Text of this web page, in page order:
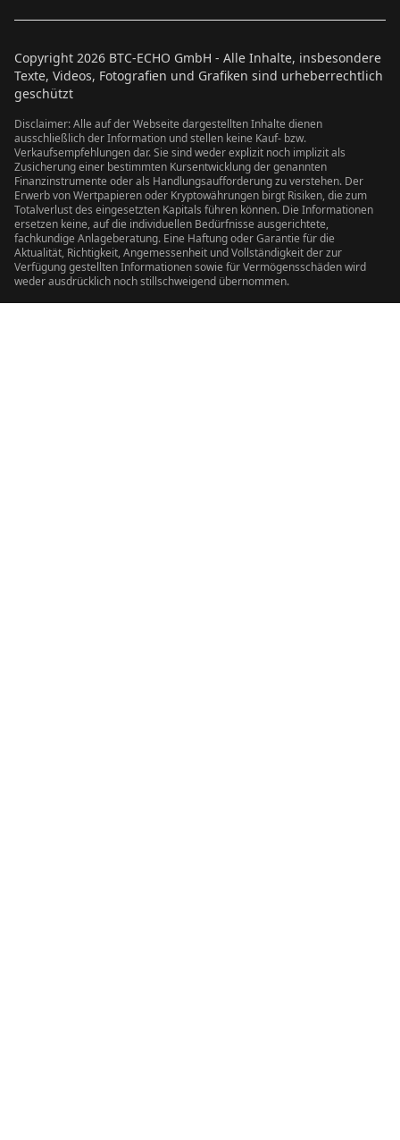
Copyright 2026 BTC-ECHO GmbH - Alle Inhalte, insbesondere
Texte, Videos, Fotografien und Grafiken sind urheberrechtlich
geschützt
Disclaimer: Alle auf der Webseite dargestellten Inhalte dienen
ausschließlich der Information und stellen keine Kauf- bzw.
Verkaufsempfehlungen dar. Sie sind weder explizit noch implizit als
Zusicherung einer bestimmten Kursentwicklung der genannten
Finanzinstrumente oder als Handlungsaufforderung zu verstehen. Der
Erwerb von Wertpapieren oder Kryptowährungen birgt Risiken, die zum
Totalverlust des eingesetzten Kapitals führen können. Die Informationen
ersetzen keine, auf die individuellen Bedürfnisse ausgerichtete,
fachkundige Anlageberatung. Eine Haftung oder Garantie für die
Aktualität, Richtigkeit, Angemessenheit und Vollständigkeit der zur
Verfügung gestellten Informationen sowie für Vermögensschäden wird
weder ausdrücklich noch stillschweigend übernommen.